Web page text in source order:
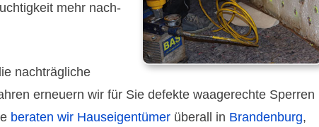
mehr nach­
nach­träg­liche
erneuern wir für Sie defekte waage­rechte Sperren
beraten wir Haus­eigen­tümerüberall in Branden­burg,